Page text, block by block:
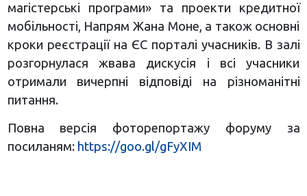
магістерські програми» та проекти кредитної
мобільності, Напрям Жана Моне, а також основні
кроки реєстрації на ЄС порталі учасників. В залі
розгорнулася жвава дискусія і всі учасники
отримали вичерпні відповіді на різноманітні
питання.
Повна версія фоторепортажу форуму за
посиланям: https://goo.gl/gFyXIM